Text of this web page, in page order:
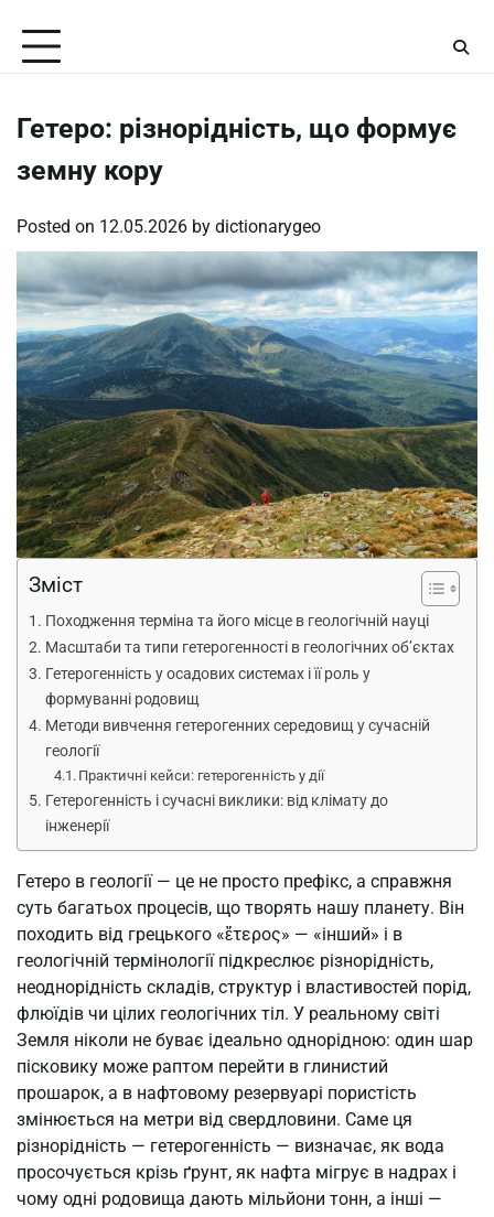
content
Гетеро: різнорідність, що формує
земну кору
Posted on 12.05.2026 by dictionarygeo
Зміст
Походження терміна та його місце в геологічній науці
Масштаби та типи гетерогенності в геологічних об’єктах
Гетерогенність у осадових системах і її роль у
формуванні родовищ
Методи вивчення гетерогенних середовищ у сучасній
геології
Практичні кейси: гетерогенність у дії
Гетерогенність і сучасні виклики: від клімату до
інженерії
Гетеро в геології — це не просто префікс, а справжня
суть багатьох процесів, що творять нашу планету. Він
походить від грецького «ἕτερος» — «інший» і в
геологічній термінології підкреслює різнорідність,
неоднорідність складів, структур і властивостей порід,
флюїдів чи цілих геологічних тіл. У реальному світі
Земля ніколи не буває ідеально однорідною: один шар
пісковику може раптом перейти в глинистий
прошарок, а в нафтовому резервуарі пористість
змінюється на метри від свердловини. Саме ця
різнорідність — гетерогенність — визначає, як вода
просочується крізь ґрунт, як нафта мігрує в надрах і
чому одні родовища дають мільйони тонн, а інші —